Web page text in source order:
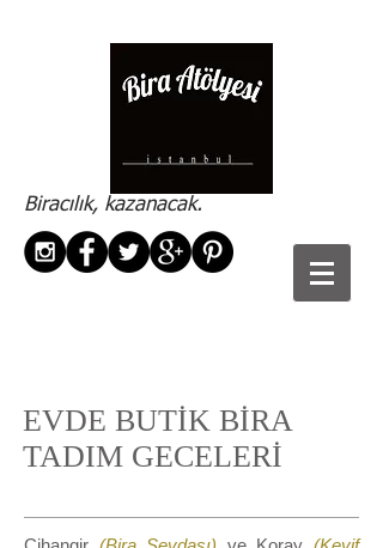
Biracılık, kazanacak.
EVDE BUTİK BİRA
TADIM GECELERİ